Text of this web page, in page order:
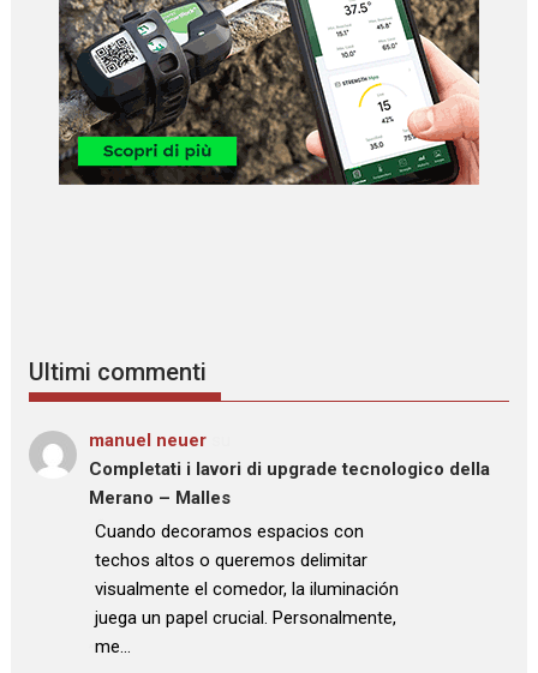
Ultimi commenti
manuel neuer
Completati i lavori di upgrade tecnologico della
Merano – Malles
: “
Cuando decoramos espacios con
techos altos o queremos delimitar
visualmente el comedor, la iluminación
juega un papel crucial. Personalmente,
me…
”